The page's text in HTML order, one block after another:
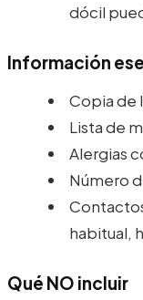
dócil
Información
Copia de
Lista de
Alergias
Número
habitual,
Qué NO incluir